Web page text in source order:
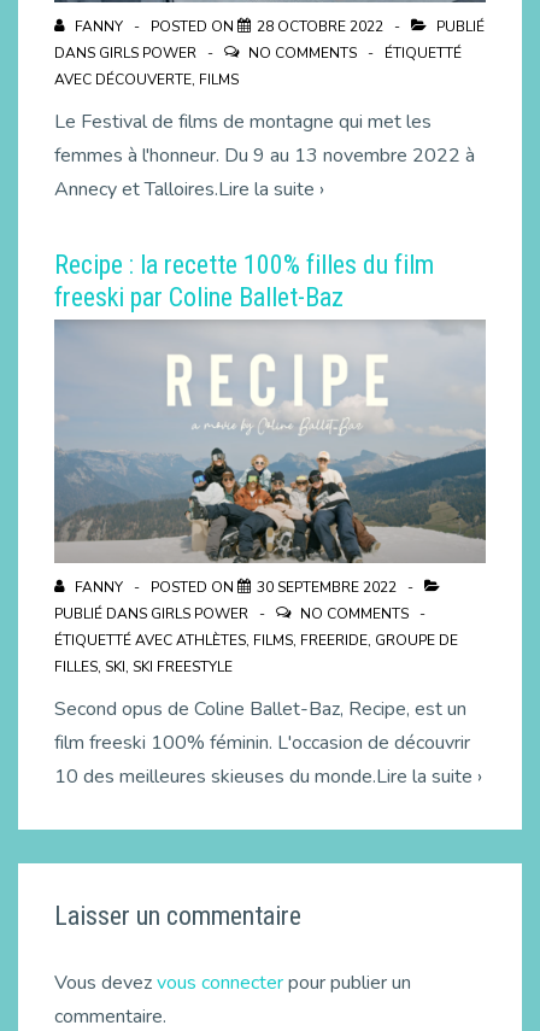
FANNY POSTED ON 28 OCTOBRE 2022
PUBLIÉ
DANS GIRLS POWER NO COMMENTS
ÉTIQUETTÉ
AVEC DÉCOUVERTE, FILMS
Le Festival de films de montagne qui met les
femmes à l'honneur. Du 9 au 13 novembre 2022 à
Annecy et Talloires.Lire la suite ›
Recipe : la recette 100% filles du film
freeski par Coline Ballet-Baz
FANNY POSTED ON
30 SEPTEMBRE 2022
PUBLIÉ DANS GIRLS POWER
NO COMMENTS
ÉTIQUETTÉ AVECATHLÈTES, FILMS, FREERIDE, GROUPE DE
FILLES, SKI, SKI FREESTYLE
Second opus de Coline Ballet-Baz, Recipe, est un
film freeski 100% féminin. L'occasion de découvrir
10 des meilleures skieuses du monde.Lire la suite ›
Laisser un commentaire
Vous devezvous connecterpour publier un
commentaire.